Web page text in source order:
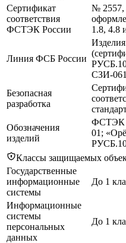
Сертификат
соответствия
ФСТЭК России
№ 2557,
1.8, 4.8
Линия ФСБ России
СЗИ-
Безопасная
разработка
Обозначения
изделий
ФСТЭК
01;
Классы защищаемых
Государственные
информационные
системы
До 1
Информационные
системы
персональных
данных
До 1